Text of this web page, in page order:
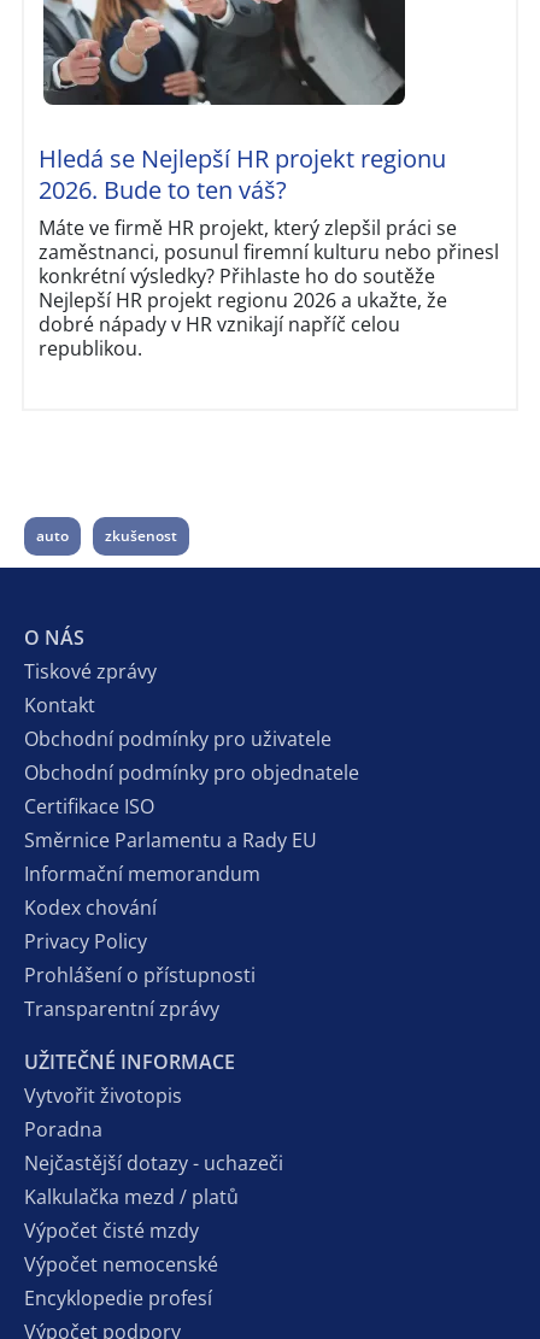
Hledá se Nejlepší HR projekt regionu
2026. Bude to ten váš?
Máte ve firmě HR projekt, který zlepšil práci se
zaměstnanci, posunul firemní kulturu nebo přinesl
konkrétní výsledky? Přihlaste ho do soutěže
Nejlepší HR projekt regionu 2026 a ukažte, že
dobré nápady v HR vznikají napříč celou
republikou.
auto zkušenost
O NÁS
Tiskové zprávy
Kontakt
Obchodní podmínky pro uživatele
Obchodní podmínky pro objednatele
Certifikace ISO
Směrnice Parlamentu a Rady EU
Informační memorandum
Kodex chování
Privacy Policy
Prohlášení o přístupnosti
Transparentní zprávy
UŽITEČNÉ INFORMACE
Vytvořit životopis
Poradna
Nejčastější dotazy - uchazeči
Kalkulačka mezd / platů
Výpočet čisté mzdy
Výpočet nemocenské
Encyklopedie profesí
Výpočet podpory